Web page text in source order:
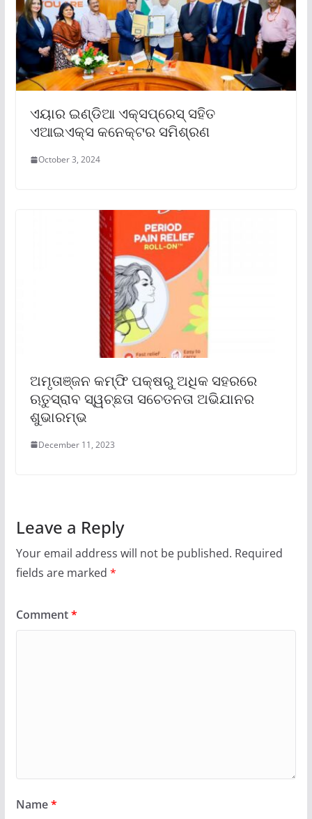
ଏୟାର ଇଣ୍ଡିଆ ଏକ୍ସପ୍ରେସ୍ ସହିତ
ଏଆଇଏକ୍ସ କନେକ୍ଟର ସମିଶ୍ରଣ
October 3, 2024
ଅମୃତାଞ୍ଜନ କମ୍ଫି ପକ୍ଷରୁ ଅଧିକ ସହରରେ
ଋତୁସ୍ରାବ ସ୍ୱଚ୍ଛତା ସଚେତନତା ଅଭିଯାନର
ଶୁଭାରମ୍ଭ
December 11, 2023
Leave a Reply
Your email address will not be published. Required
fields are marked *
Comment*
Name*